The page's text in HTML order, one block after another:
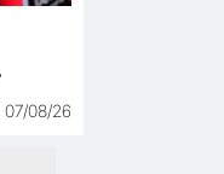
07/08/26